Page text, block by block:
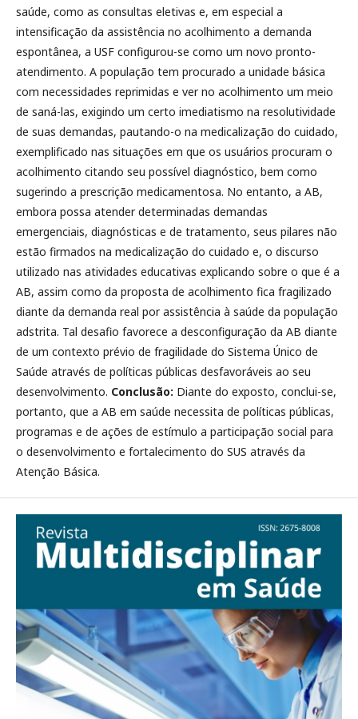
saúde, como as consultas eletivas e, em especial a
intensificação da assistência no acolhimento a demanda
espontânea, a USF configurou-se como um novo pronto-
atendimento. A população tem procurado a unidade básica
com necessidades reprimidas e ver no acolhimento um meio
de saná-las, exigindo um certo imediatismo na resolutividade
de suas demandas, pautando-o na medicalização do cuidado,
exemplificado nas situações em que os usuários procuram o
acolhimento citando seu possível diagnóstico, bem como
sugerindo a prescrição medicamentosa. No entanto, a AB,
embora possa atender determinadas demandas
emergenciais, diagnósticas e de tratamento, seus pilares não
estão firmados na medicalização do cuidado e, o discurso
utilizado nas atividades educativas explicando sobre o que é a
AB, assim como da proposta de acolhimento fica fragilizado
diante da demanda real por assistência à saúde da população
adstrita. Tal desafio favorece a desconfiguração da AB diante
de um contexto prévio de fragilidade do Sistema Único de
Saúde através de políticas públicas desfavoráveis ao seu
desenvolvimento. Conclusão: Diante do exposto, conclui-se,
portanto, que a AB em saúde necessita de políticas públicas,
programas e de ações de estímulo a participação social para
o desenvolvimento e fortalecimento do SUS através da
Atenção Básica.